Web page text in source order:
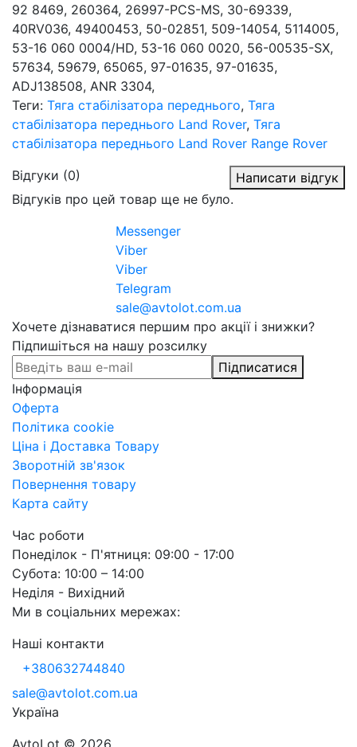
92 8469, 260364, 26997-PCS-MS, 30-69339,
40RV036, 49400453, 50-02851, 509-14054, 5114005,
53-16 060 0004/HD, 53-16 060 0020, 56-00535-SX,
57634, 59679, 65065, 97-01635, 97-01635,
ADJ138508, ANR 3304,
Теги: Тяга стабілізатора переднього, Тяга
стабілізатора переднього Land Rover, Тяга
стабілізатора переднього Land Rover Range Rover
Відгуки (0)
Написати відгук
Відгуків про цей товар ще не було.
Messenger
Viber
Viber
Telegram
sale@avtolot.com.ua
Хочете дізнаватися першим про акції і знижки?
Підпишіться на нашу розсилку
Підписатися
Інформація
Оферта
Політика cookie
Ціна і Доставка Товару
Зворотній зв'язок
Повернення товару
Карта сайту
Час роботи
Понеділок - П'ятниця: 09:00 - 17:00
Субота: 10:00 – 14:00
Неділя - Вихідний
Ми в соціальних мережах:
Наші контакти
+380632744840
sale@avtolot.com.ua
Українa
AvtoLot © 2026